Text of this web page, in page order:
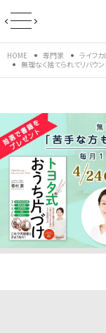
HOME 専門家
ライフカ
無理なく捨てられてリバウン